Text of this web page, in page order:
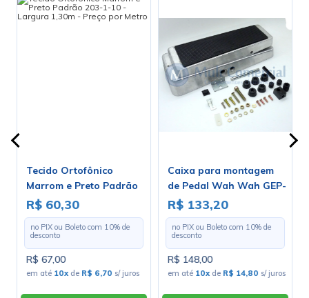
Tecido Ortofônico
Marrom e Preto Padrão
203-1-10 - Largura 1,30m
- Preço por Metro
R$ 60,30
no PIX ou Boleto com 10% de
desconto
R$ 67,00
em até 10xde R$ 6,70 s/ juros
Caixa para montagem
de Pedal Wah Wah GEP-
2
R$ 133,20
no PIX ou Boleto com 10% de
desconto
R$ 148,00
em até 10xde R$ 14,80 s/ juros